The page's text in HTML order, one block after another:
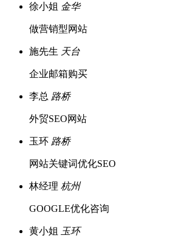
徐小姐 金华
做营销型网站
施先生 天台
企业邮箱购买
李总 路桥
外贸SEO网站
玉环 路桥
网站关键词优化SEO
林经理 杭州
GOOGLE优化咨询
黄小姐 玉环